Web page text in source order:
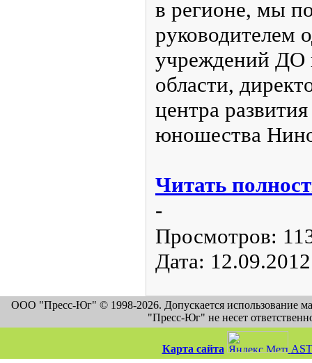
в регионе, мы
руководителем
учреждений ДО
области,
центра
юношества
Читать
-
Просмотров:
Дата: 12.09.2012
ООО "Пресс-Юг" © 1998-2026. Допускается использование
"Пресс-Юг" не несет
Карта сайта